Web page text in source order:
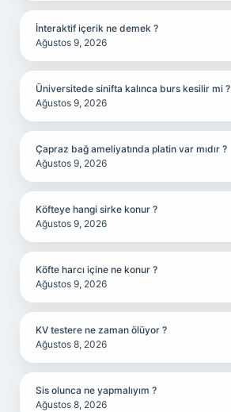
İnteraktif içerik ne demek ?
Ağustos 9, 2026
Üniversitede sinifta kalınca burs kesilir mi ?
Ağustos 9, 2026
Çapraz bağ ameliyatında platin var mıdır ?
Ağustos 9, 2026
Köfteye hangi sirke konur ?
Ağustos 9, 2026
Köfte harcı içine ne konur ?
Ağustos 9, 2026
KV testere ne zaman ölüyor ?
Ağustos 8, 2026
Sis olunca ne yapmalıyım ?
Ağustos 8, 2026